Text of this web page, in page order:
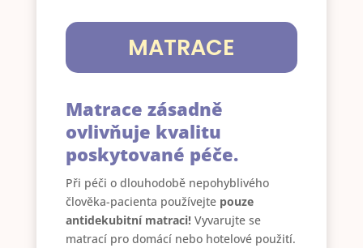
MATRACE
Matrace zásadně
ovlivňuje kvalitu
poskytované péče.
Při péči o dlouhodobě nepohyblivého
člověka-pacienta používejte pouze
antidekubitní matraci!Vyvarujte se
matrací pro domácí nebo hotelové použití.